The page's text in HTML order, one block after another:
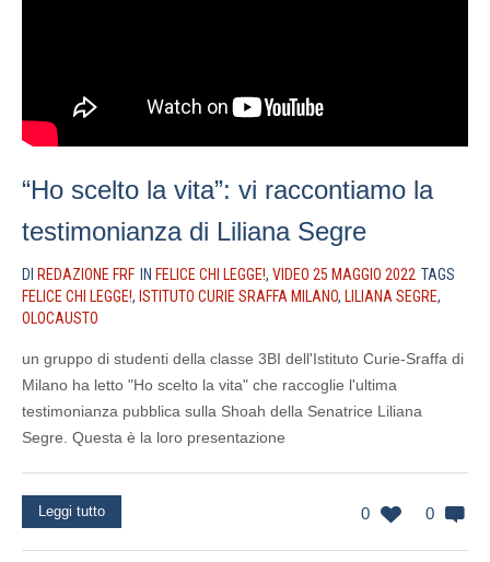
“Ho scelto la vita”: vi raccontiamo la
testimonianza di Liliana Segre
DI REDAZIONE FRF IN FELICE CHI LEGGE!, VIDEO 25 MAGGIO 2022 TAGS
FELICE CHI LEGGE!, ISTITUTO CURIE SRAFFA MILANO, LILIANA SEGRE,
OLOCAUSTO
un gruppo di studenti della classe 3BI dell'Istituto Curie-Sraffa di
Milano ha letto "Ho scelto la vita" che raccoglie l'ultima
testimonianza pubblica sulla Shoah della Senatrice Liliana
Segre. Questa è la loro presentazione
0 0
Leggi tutto